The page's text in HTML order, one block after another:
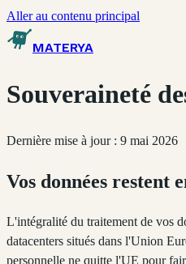
Aller au contenu principal
MATERYA
Souveraineté
Dernière mise à jour : 9 mai 2026
Vos données restent
L'intégralité du traitement de vos
datacenters situés dans l'Union
personnelle ne quitte l'UE pour